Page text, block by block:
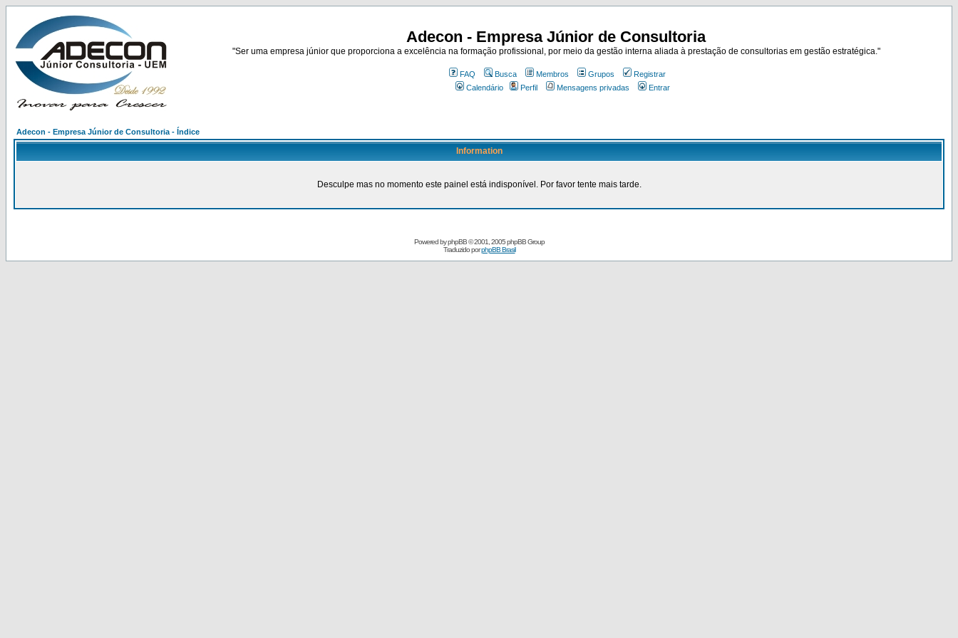
Adecon - Empresa Júnior de Consultoria
"Ser uma empresa júnior que proporciona a excelência na formação profissional, por meio da gestão interna aliada à prestação de consultorias em gestão estratégica."
FAQ Busca Membros Grupos
Registrar
Calendário
Perfil Mensagens privadas Entrar
Adecon - Empresa Júnior de Consultoria - Índice
Information
Desculpe mas no momento este painel está indisponível. Por favor tente mais tarde.
Powered byphpBB© 2001, 2005 phpBB Group
Traduzido porphpBB Brasil